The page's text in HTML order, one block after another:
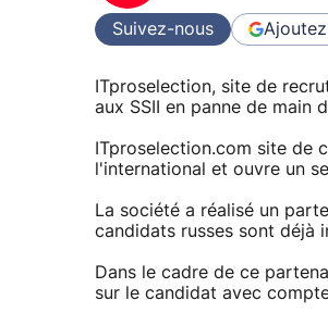
Suivez-nous
ITproselection, site de
aux SSII en panne de main
ITproselection.com site de
l'international et ouvre un
La société a réalisé un
candidats russes sont déjà
Dans le cadre de ce
sur le candidat avec